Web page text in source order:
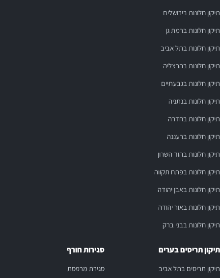
תיקון חלונות בירושלים
תיקון חלונות ברמת גן
תיקון חלונות בתל אביב
תיקון חלונות בהרצליה
תיקון חלונות בגבעתיים
תיקון חלונות בנתניה
תיקון חלונות בחדרה
תיקון חלונות ברעננה
תיקון חלונות בהוד השרון
תיקון חלונות בפתח תקווה
תיקון חלונות באבן יהודה
תיקון חלונות באור יהודה
תיקון חלונות בבני ברק
תיקון תריסים בערים
תיקון תריסים בתל אביב
סגירות חורף
סגירת מרפסת